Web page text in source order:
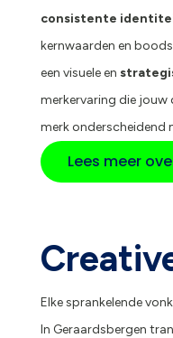
consistente
kernwaarden en
een visuele en
merkervaring die
merk onderscheidend
Lees meer
Elke sprankelende
In Geraardsbergen